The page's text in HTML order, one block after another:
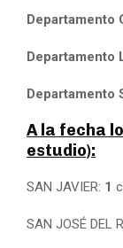
Departamento
Departamento
Departamento
A la fecha
estudio):
SAN JAVIER: 1
SAN JOSÉ DEL